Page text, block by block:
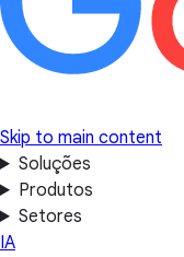
Skip to main content
Soluções
Produtos
Setores
IA